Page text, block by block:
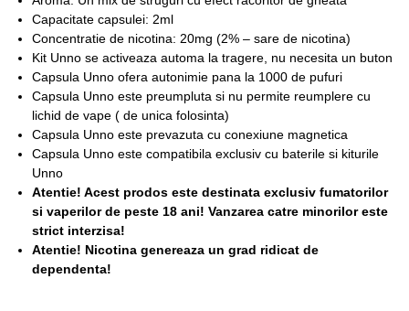
Capacitate capsulei: 2ml
Concentratie de nicotina: 20mg (2% – sare de nicotina)
Kit Unno se activeaza automa la tragere, nu necesita un buton
Capsula Unno ofera autonimie pana la 1000 de pufuri
Capsula Unno este preumpluta si nu permite reumplere cu
lichid de vape ( de unica folosinta)
Capsula Unno este prevazuta cu conexiune magnetica
Capsula Unno este compatibila exclusiv cu baterile si kiturile
Unno
Atentie! Acest prodos este destinata exclusiv fumatorilor
si vaperilor de peste 18 ani! Vanzarea catre minorilor este
strict interzisa!
Atentie! Nicotina genereaza un grad ridicat de
dependenta!